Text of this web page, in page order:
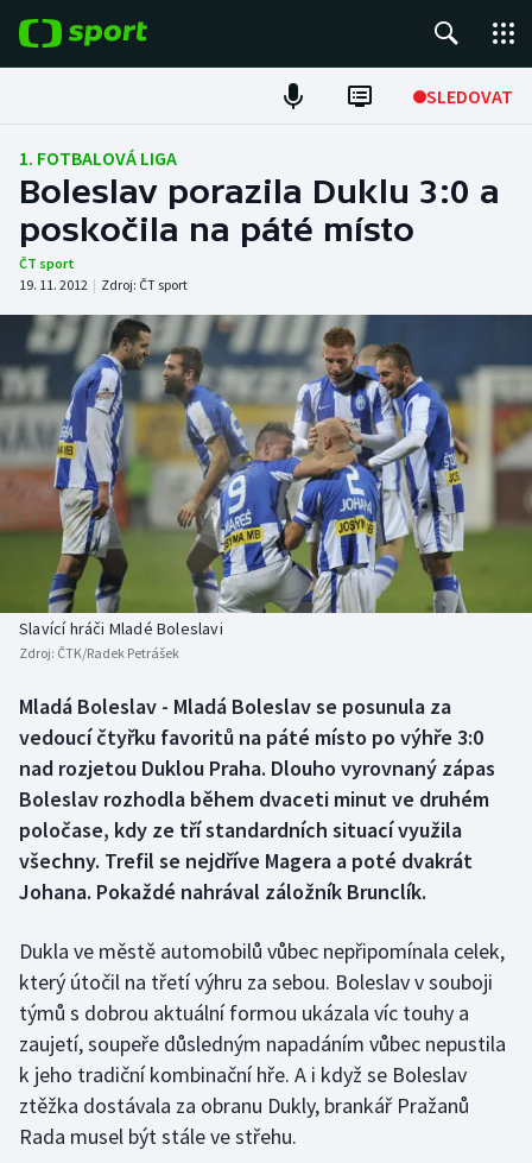
SLEDOVAT
Fotbal
Hokej
Tenis
Atletika
Cyklistika
DALŠÍ SPORTY
Americký fotbal
Baseball a softbal
Basketbal
Biatlon
Boby a skeleton
Box
Curling
Dostihy
Florbal
Futsal
Golf
Gymnastika
NEPŘEHLÉDNĚTE
Soutěže
Historické návraty
Aplikace ČT sport
AZ kvíz
1. FOTBALOVÁ LIGA
Boleslav porazila Duklu 3:0 a
poskočila na páté místo
ČT sport
19. 11. 2012 | Zdroj: ČT sport
Slavící hráči Mladé Boleslavi
Zdroj: ČTK/Radek Petrášek
Mladá Boleslav - Mladá Boleslav se posunula za
vedoucí čtyřku favoritů na páté místo po výhře 3:0
nad rozjetou Duklou Praha. Dlouho vyrovnaný zápas
Boleslav rozhodla během dvaceti minut ve druhém
poločase, kdy ze tří standardních situací využila
všechny. Trefil se nejdříve Magera a poté dvakrát
Johana. Pokaždé nahrával záložník Brunclík.
Dukla ve městě automobilů vůbec nepřipomínala celek,
který útočil na třetí výhru za sebou. Boleslav v souboji
týmů s dobrou aktuální formou ukázala víc touhy a
zaujetí, soupeře důsledným napadáním vůbec nepustila
k jeho tradiční kombinační hře. A i když se Boleslav
ztěžka dostávala za obranu Dukly, brankář Pražanů
Rada musel být stále ve střehu.